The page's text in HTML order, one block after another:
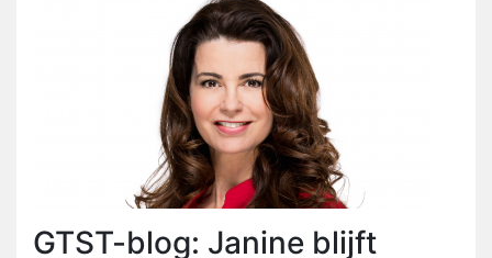
GTST-blog: Janine blijft